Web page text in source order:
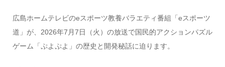
広島ホームテレビのeスポーツ教養バラエティ番組「eスポーツ
道」が、2026年7月7日（火）の放送で国民的アクションパズル
ゲーム「ぷよぷよ」の歴史と開発秘話に迫ります。